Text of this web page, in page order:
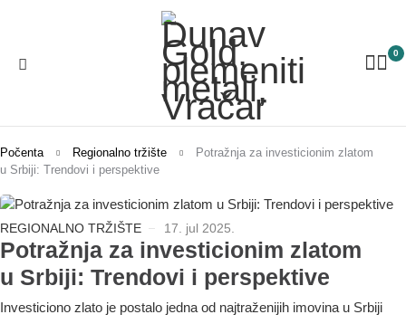
0
Počenta Regionalno tržište
Potražnja za investicionim zlatom
u Srbiji: Trendovi i perspektive
REGIONALNO TRŽIŠTE 17. jul 2025.
Potražnja za investicionim zlatom
u Srbiji: Trendovi i perspektive
Investiciono zlato je postalo jedna od najtraženijih imovina u Srbiji